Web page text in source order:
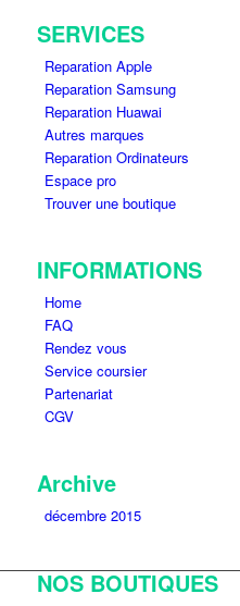
SERVICES
Reparation Apple
Reparation Samsung
Reparation Huawai
Autres marques
Reparation Ordinateurs
Espace pro
Trouver une boutique
INFORMATIONS
Home
FAQ
Rendez vous
Service coursier
Partenariat
CGV
Archive
décembre 2015
NOS BOUTIQUES